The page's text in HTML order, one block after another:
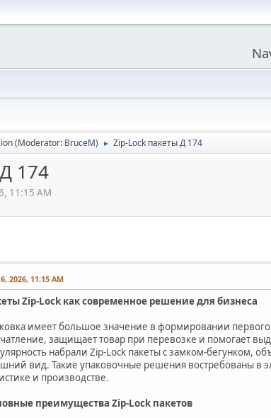
(Moderator: BruceM) ► Zip-Lock пакеты Д 174
174
11:15 AM
2026, 11:15 AM
Zip-Lock как современное решение для бизнеса
имеет большое значение в формировании первого
защищает товар при перевозке и помогает
набрали Zip-Lock пакеты с замком-бегунком,
вид. Такие упаковочные решения востребованы в
и производстве.
преимущества Zip-Lock пакетов